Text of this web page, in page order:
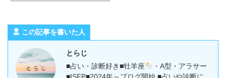
この記事を書いた人
とらじ
■占い・診断好き■牡羊座
・A型・アラサー